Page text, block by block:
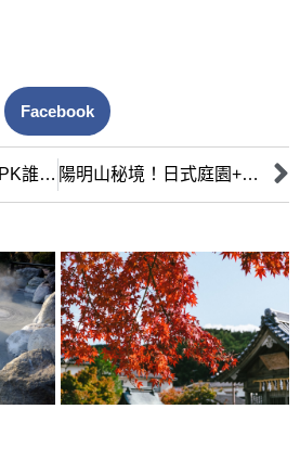
Facebook
喝茶還是咖啡？兩者PK誰會贏？營養師給答案 陽明山秘境！日式庭園+古玩 溫室咖啡超療育